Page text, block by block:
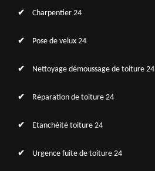
Charpentier 24
Pose de velux 24
Nettoyage démoussage de toiture 24
Réparation de toiture 24
Etanchéité toiture 24
Urgence fuite de toiture 24